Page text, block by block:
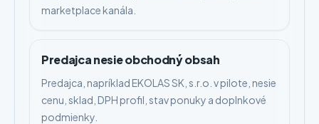
marketplace kanála.
Predajca nesie obchodný obsah
Predajca, napríklad EKOLAS SK, s.r.o. v pilote, nesie
cenu, sklad, DPH profil, stav ponuky a doplnkové
podmienky.